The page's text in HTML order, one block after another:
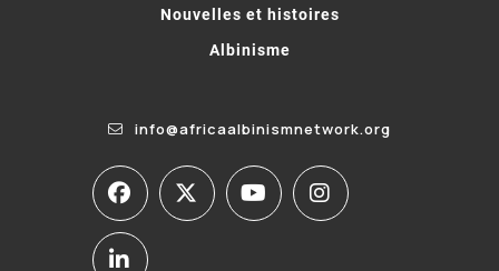
Nouvelles et histoires
Albinisme
info@africaalbinismnetwork.org